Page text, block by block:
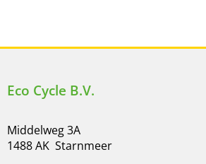
Eco Cycle B.V.
Middelweg 3A
1488 AK Starnmeer